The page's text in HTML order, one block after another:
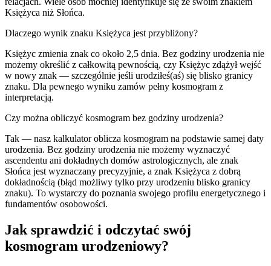
Księżyca niż Słońca.
Dlaczego wynik znaku Księżyca jest przybliżony?
Księżyc zmienia znak co około 2,5 dnia. Bez godziny urodzenia nie
możemy określić z całkowitą pewnością, czy Księżyc zdążył wejść
w nowy znak — szczególnie jeśli urodziłeś(aś) się blisko granicy
znaku. Dla pewnego wyniku zamów pełny kosmogram z
interpretacją.
Czy można obliczyć kosmogram bez godziny urodzenia?
Tak — nasz kalkulator oblicza kosmogram na podstawie samej daty
urodzenia. Bez godziny urodzenia nie możemy wyznaczyć
ascendentu ani dokładnych domów astrologicznych, ale znak
Słońca jest wyznaczany precyzyjnie, a znak Księżyca z dobrą
dokładnością (błąd możliwy tylko przy urodzeniu blisko granicy
znaku). To wystarczy do poznania swojego profilu energetycznego i
fundamentów osobowości.
Jak sprawdzić i odczytać swój
kosmogram urodzeniowy?